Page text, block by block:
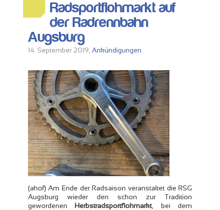
Radsportflohmarkt auf
der Radrennbahn
Augsburg
14. September 2019, Ankündigungen
(ahof) Am Ende der Radsaison veranstaltet die RSG
Augsburg wieder den schon zur Tradition
gewordenen Herbstradsportflohmarkt, bei dem